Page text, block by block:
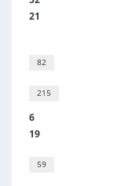
21
82
215
6
19
59